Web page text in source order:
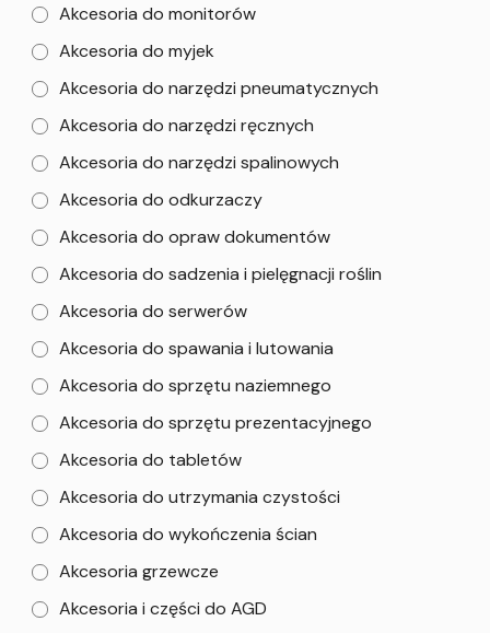
Akcesoria do monitorów
Akcesoria do myjek
Akcesoria do narzędzi pneumatycznych
Akcesoria do narzędzi ręcznych
Akcesoria do narzędzi spalinowych
Akcesoria do odkurzaczy
Akcesoria do opraw dokumentów
Akcesoria do sadzenia i pielęgnacji roślin
Akcesoria do serwerów
Akcesoria do spawania i lutowania
Akcesoria do sprzętu naziemnego
Akcesoria do sprzętu prezentacyjnego
Akcesoria do tabletów
Akcesoria do utrzymania czystości
Akcesoria do wykończenia ścian
Akcesoria grzewcze
Akcesoria i części do AGD